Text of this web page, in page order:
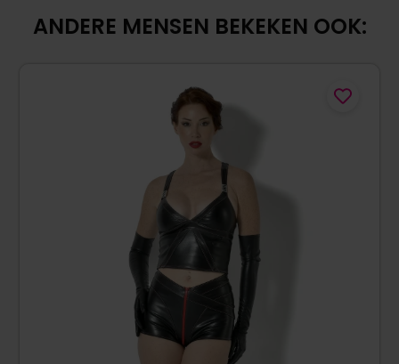
ANDERE MENSEN BEKEKEN OOK: